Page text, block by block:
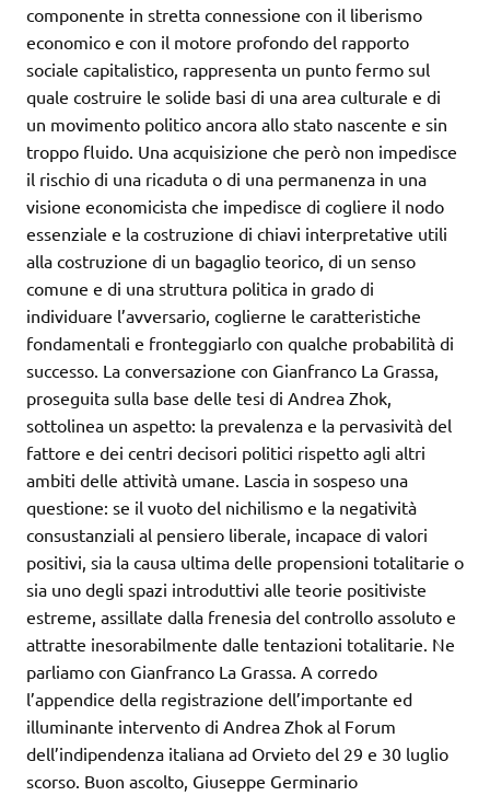
componente in stretta connessione con il liberismo
economico e con il motore profondo del rapporto
sociale capitalistico, rappresenta un punto fermo sul
quale costruire le solide basi di una area culturale e di
un movimento politico ancora allo stato nascente e sin
troppo fluido. Una acquisizione che però non impedisce
il rischio di una ricaduta o di una permanenza in una
visione economicista che impedisce di cogliere il nodo
essenziale e la costruzione di chiavi interpretative utili
alla costruzione di un bagaglio teorico, di un senso
comune e di una struttura politica in grado di
individuare l’avversario, coglierne le caratteristiche
fondamentali e fronteggiarlo con qualche probabilità di
successo. La conversazione con Gianfranco La Grassa,
proseguita sulla base delle tesi di Andrea Zhok,
sottolinea un aspetto: la prevalenza e la pervasività del
fattore e dei centri decisori politici rispetto agli altri
ambiti delle attività umane. Lascia in sospeso una
questione: se il vuoto del nichilismo e la negatività
consustanziali al pensiero liberale, incapace di valori
positivi, sia la causa ultima delle propensioni totalitarie o
sia uno degli spazi introduttivi alle teorie positiviste
estreme, assillate dalla frenesia del controllo assoluto e
attratte inesorabilmente dalle tentazioni totalitarie. Ne
parliamo con Gianfranco La Grassa. A corredo
l’appendice della registrazione dell’importante ed
illuminante intervento di Andrea Zhok al Forum
dell’indipendenza italiana ad Orvieto del 29 e 30 luglio
scorso. Buon ascolto, Giuseppe Germinario